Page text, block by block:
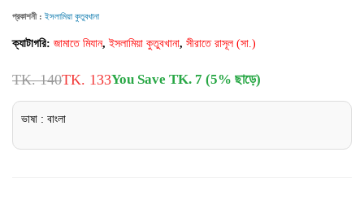
প্রকাশনী : ইসলামিয়া কুতুবখানা
ক্যাটাগরি: জামাতে মিযান, ইসলামিয়া কুতুবখানা, সীরাতে রাসূল (সা.)
TK. 140TK. 133You Save TK. 7 (5% ছাড়ে)
ভাষা : বাংলা